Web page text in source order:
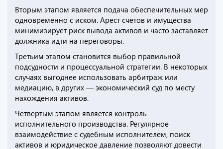
Вторым этапом является подача обеспечительных мер
одновременно с иском. Арест счетов и имущества
минимизирует риск вывода активов и часто заставляет
должника идти на переговоры.
Третьим этапом становится выбор правильной
подсудности и процессуальной стратегии. В некоторых
случаях выгоднее использовать арбитраж или
медиацию, в других — экономический суд по месту
нахождения активов.
Четвертым этапом является контроль
исполнительного производства. Регулярное
взаимодействие с судебным исполнителем, поиск
активов и юридическое давление позволяют довести